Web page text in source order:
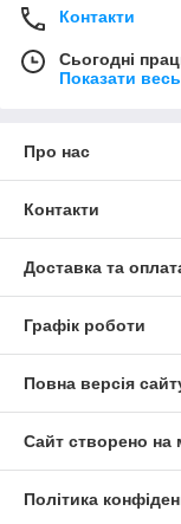
Контакти
Сьогодні
Показати
Про нас
Контакти
Доставка та
Графік роботи
Повна версія
Сайт створено на
Політика